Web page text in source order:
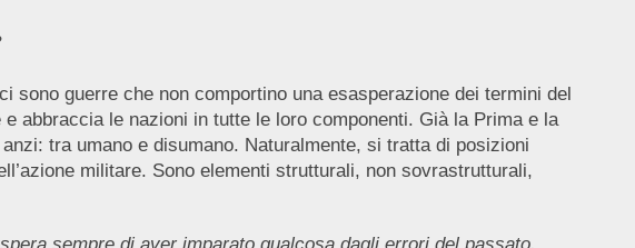
sono guerre che non comportino una esasperazione dei termini del
abbraccia le nazioni in tutte le loro componenti. Già la Prima e la
tra umano e disumano. Naturalmente, si tratta di posizioni
militare. Sono elementi strutturali, non sovrastrutturali,